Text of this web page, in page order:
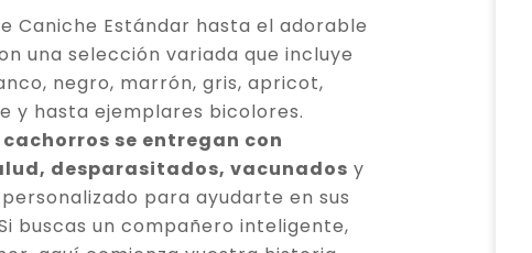
Caniche Estándar hasta el adorable
una selección variada que incluye
negro, marrón, gris, apricot,
y hasta ejemplares bicolores.
se entregan con
desparasitados, vacunados y
para ayudarte en sus
buscas un compañero inteligente,